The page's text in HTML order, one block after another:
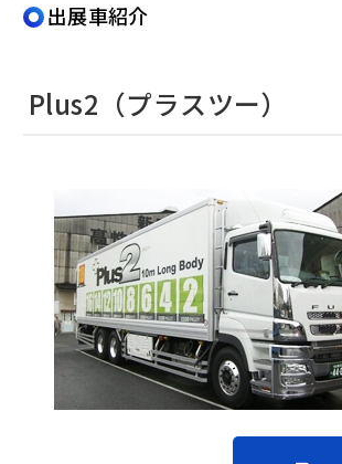
出展車紹介
Plus2（プラスツー）